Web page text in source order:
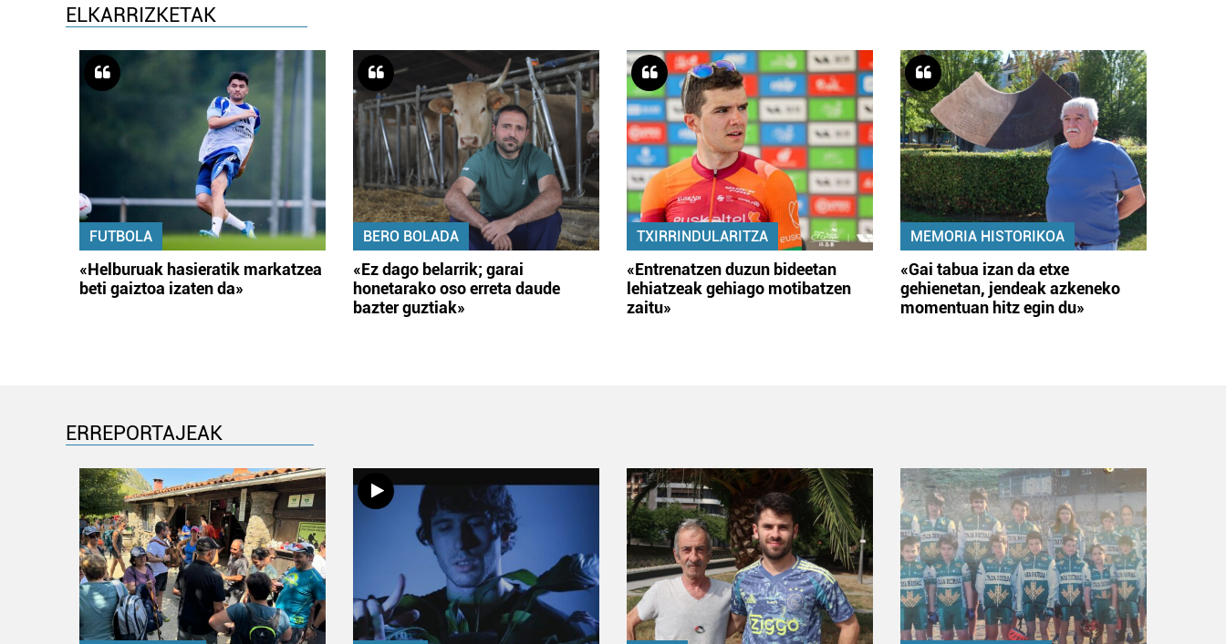
ELKARRIZKETAK
FUTBOLA
«Helburuak hasieratik markatzea
beti gaiztoa izaten da»
BERO BOLADA
«Ez dago belarrik; garai
honetarako oso erreta daude
bazter guztiak»
TXIRRINDULARITZA
«Entrenatzen duzun bideetan
lehiatzeak gehiago motibatzen
zaitu»
MEMORIA HISTORIKOA
«Gai tabua izan da etxe
gehienetan, jendeak azkeneko
momentuan hitz egin du»
ERREPORTAJEAK